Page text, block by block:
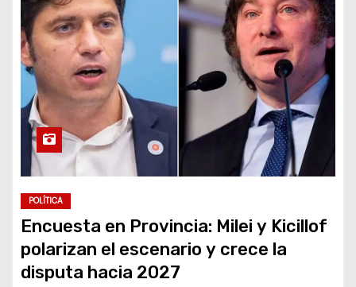
POLÍTICA
Encuesta en Provincia: Milei y Kicillof
polarizan el escenario y crece la
disputa hacia 2027